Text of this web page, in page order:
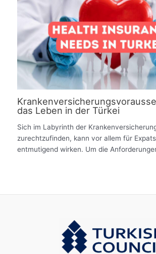
das Leben in der Türkei
Sich im Labyrinth der
zurechtzufinden, kann vor allem für
entmutigend wirken. Um die